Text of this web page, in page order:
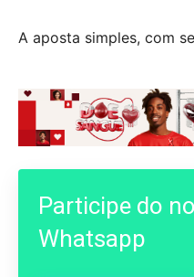
A aposta simples, com
Participe do
Whatsapp